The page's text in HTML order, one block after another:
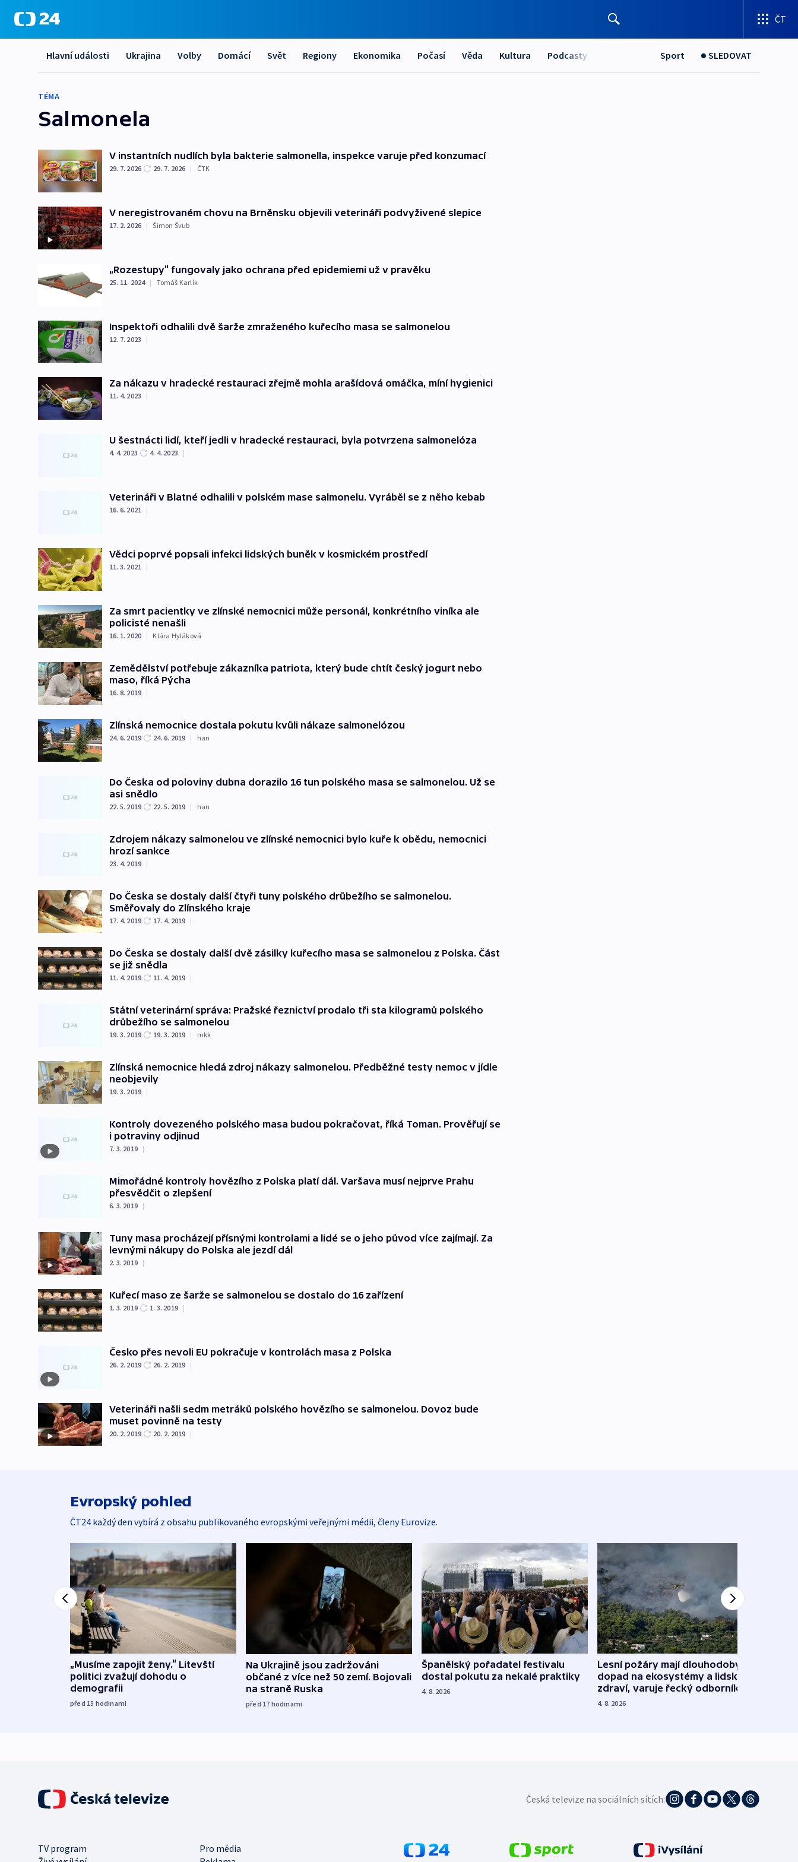
ČT
Hlavní události Ukrajina Volby Domácí Svět Regiony Ekonomika Počasí Věda Kultura Podcasty Sport SLEDOVAT
TÉMA
Salmonela
V instantních nudlích byla bakterie salmonella, inspekce varuje před konzumací
29. 7. 2026 29. 7. 2026 | ČTK
V neregistrovaném chovu na Brněnsku objevili veterináři podvyživené slepice
17. 2. 2026 | Šimon Švub
„Rozestupy“ fungovaly jako ochrana před epidemiemi už v pravěku
25. 11. 2024 | Tomáš Karlík
Inspektoři odhalili dvě šarže zmraženého kuřecího masa se salmonelou
12. 7. 2023 |
Za nákazu v hradecké restauraci zřejmě mohla arašídová omáčka, míní hygienici
11. 4. 2023 |
U šestnácti lidí, kteří jedli v hradecké restauraci, byla potvrzena salmonelóza
4. 4. 2023 4. 4. 2023 |
Veterináři v Blatné odhalili v polském mase salmonelu. Vyráběl se z něho kebab
16. 6. 2021 |
Vědci poprvé popsali infekci lidských buněk v kosmickém prostředí
11. 3. 2021 |
Za smrt pacientky ve zlínské nemocnici může personál, konkrétního viníka ale
policisté nenašli
16. 1. 2020 | Klára Hyláková
Zemědělství potřebuje zákazníka patriota, který bude chtít český jogurt nebo
maso, říká Pýcha
16. 8. 2019 |
Zlínská nemocnice dostala pokutu kvůli nákaze salmonelózou
24. 6. 2019 24. 6. 2019 | han
Do Česka od poloviny dubna dorazilo 16 tun polského masa se salmonelou. Už se
asi snědlo
22. 5. 2019 22. 5. 2019 | han
Zdrojem nákazy salmonelou ve zlínské nemocnici bylo kuře k obědu, nemocnici
hrozí sankce
23. 4. 2019 |
Do Česka se dostaly další čtyři tuny polského drůbežího se salmonelou.
Směřovaly do Zlínského kraje
17. 4. 2019 17. 4. 2019 |
Do Česka se dostaly další dvě zásilky kuřecího masa se salmonelou z Polska. Část
se již snědla
11. 4. 2019 11. 4. 2019 |
Státní veterinární správa: Pražské řeznictví prodalo tři sta kilogramů polského
drůbežího se salmonelou
19. 3. 2019 19. 3. 2019 | mkk
Zlínská nemocnice hledá zdroj nákazy salmonelou. Předběžné testy nemoc v jídle
neobjevily
19. 3. 2019 |
Kontroly dovezeného polského masa budou pokračovat, říká Toman. Prověřují se
i potraviny odjinud
7. 3. 2019 |
Mimořádné kontroly hovězího z Polska platí dál. Varšava musí nejprve Prahu
přesvědčit o zlepšení
6. 3. 2019 |
Tuny masa procházejí přísnými kontrolami a lidé se o jeho původ více zajímají. Za
levnými nákupy do Polska ale jezdí dál
2. 3. 2019 |
Kuřecí maso ze šarže se salmonelou se dostalo do 16 zařízení
1. 3. 2019 1. 3. 2019 |
Česko přes nevoli EU pokračuje v kontrolách masa z Polska
26. 2. 2019 26. 2. 2019 |
Veterináři našli sedm metráků polského hovězího se salmonelou. Dovoz bude
muset povinně na testy
20. 2. 2019 20. 2. 2019 |
Evropský pohled
ČT24 každý den vybírá z obsahu publikovaného evropskými veřejnými médii, členy Eurovize.
„Musíme zapojit ženy.“ Litevští
politici zvažují dohodu o
demografii
před 15 hodinami
Na Ukrajině jsou zadržováni
občané z více než 50 zemí. Bojovali
na straně Ruska
před 17 hodinami
Španělský pořadatel festivalu
dostal pokutu za nekalé praktiky
4. 8. 2026
Lesní požáry mají dlouhodobý
dopad na ekosystémy a lidské
zdraví, varuje řecký odborník
4. 8. 2026
Česká televize na sociálních sítích:
TV program
Pro média